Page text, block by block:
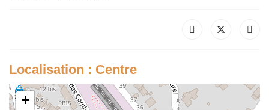
Localisation : Centre
+